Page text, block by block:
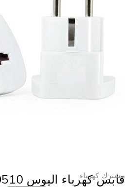
كهرباء
كهرباء اليوس 50510